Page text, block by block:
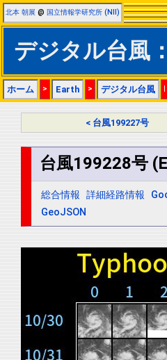
北本 朝展 @ 国立情報学研究所 (NII)
デジタル台風
ホーム > Earth > デジタル台風 |
< 台風199227号
台風199228号
総合情報 詳細経路情報
GeoJSON